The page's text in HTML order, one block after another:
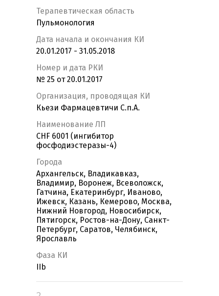
Терапевтическая область
Пульмонология
Дата начала и окончания КИ
20.01.2017 - 31.05.2018
Номер и дата РКИ
№ 25 от 20.01.2017
Организация, проводящая КИ
Кьези Фармацевтичи С.п.А.
Наименование ЛП
CHF 6001 (ингибитор
фосфодиэстеразы-4)
Города
Архангельск, Владикавказ,
Владимир, Воронеж, Всеволожск,
Гатчина, Екатеринбург, Иваново,
Ижевск, Казань, Кемерово, Москва,
Нижний Новгород, Новосибирск,
Пятигорск, Ростов-на-Дону, Санкт-
Петербург, Саратов, Челябинск,
Ярославль
Фаза КИ
IIb